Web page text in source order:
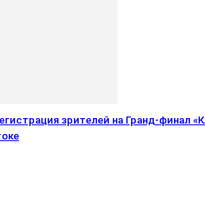
зрителей на Гранд-финал